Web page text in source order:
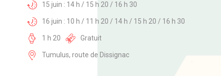
15 juin : 14 h / 15 h 20 / 16 h 30
16 juin : 10 h / 11 h 20 / 14 h / 15 h 20 / 16 h 30
1 h 20 Gratuit
Tumulus, route de Dissignac